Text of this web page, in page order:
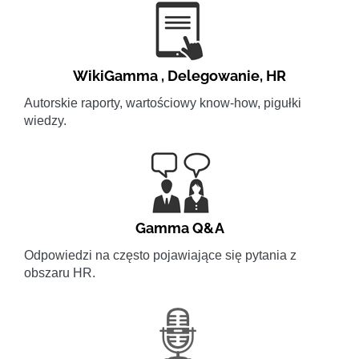
WikiGamma , Delegowanie, HR
Autorskie raporty, wartościowy know-how, pigułki
wiedzy.
Gamma Q&A
Odpowiedzi na często pojawiające się pytania z
obszaru HR.